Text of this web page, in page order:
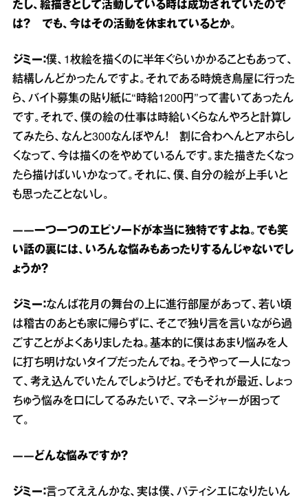
たし、絵描きとして活動している時は成功されていたので
は？ でも、今はその活動を休まれているとか。
ジミー：僕、1枚絵を描くのに半年ぐらいかかることもあって、
結構しんどかったんですよ。それである時焼き鳥屋に行った
ら、バイト募集の貼り紙に“時給1200円”って書いてあったん
です。それで、僕の絵の仕事は時給いくらなんやろと計算し
てみたら、なんと300なんぼやん！ 割に合わへんとアホらし
くなって、今は描くのをやめているんです。また描きたくなっ
たら描けばいいかなって。それに、僕、自分の絵が上手いと
も思ったことないし。
――一つ一つのエピソードが本当に独特ですよね。でも笑
い話の裏には、いろんな悩みもあったりするんじゃないでし
ょうか？
ジミー：なんば花月の舞台の上に進行部屋があって、若い頃
は稽古のあとも家に帰らずに、そこで独り言を言いながら過
ごすことがよくありましたね。基本的に僕はあまり悩みを人
に打ち明けないタイプだったんでね。そうやって一人になっ
て、考え込んでいたんでしょうけど。でもそれが最近、しょっ
ちゅう悩みを口にしてるみたいで、マネージャーが困って
て。
――どんな悩みですか？
ジミー：言ってええんかな、実は僕、パティシエになりたいん